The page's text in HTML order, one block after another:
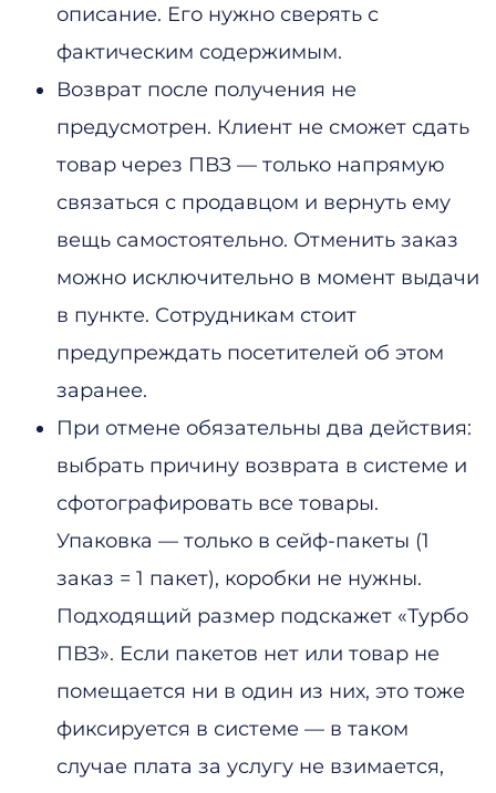
описание. Его нужно сверять с
фактическим содержимым.
Возврат после получения не
предусмотрен. Клиент не сможет сдать
товар через ПВЗ — только напрямую
связаться с продавцом и вернуть ему
вещь самостоятельно. Отменить заказ
можно исключительно в момент выдачи
в пункте. Сотрудникам стоит
предупреждать посетителей об этом
заранее.
При отмене обязательны два действия:
выбрать причину возврата в системе и
сфотографировать все товары.
Упаковка — только в сейф-пакеты (1
заказ = 1 пакет), коробки не нужны.
Подходящий размер подскажет «Турбо
ПВЗ». Если пакетов нет или товар не
помещается ни в один из них, это тоже
фиксируется в системе — в таком
случае плата за услугу не взимается,